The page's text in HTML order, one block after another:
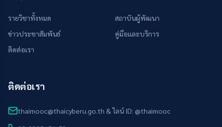
รายวิชาทั้งหมด
สถาบันผู้พัฒนา
ข่าวประชาสัมพันธ์
คู่มือและบริการ
ติดต่อเรา
ติดต่อเรา
thaimooc@thaicyberu.go.th & ไลน์ ID: @thaimooc